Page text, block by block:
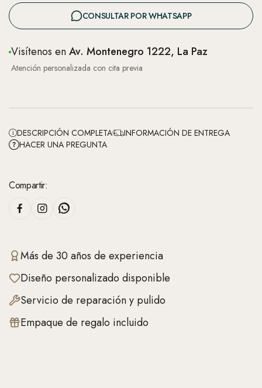
CONSULTAR POR WHATSAPP
Visítenos enAv. Montenegro 1222, La Paz
Atención personalizada con cita previa
DESCRIPCIÓN COMPLETA
INFORMACIÓN DE ENTREGA
HACER UNA PREGUNTA
Compartir:
Más de 30 años de experiencia
Diseño personalizado disponible
Servicio de reparación y pulido
Empaque de regalo incluido